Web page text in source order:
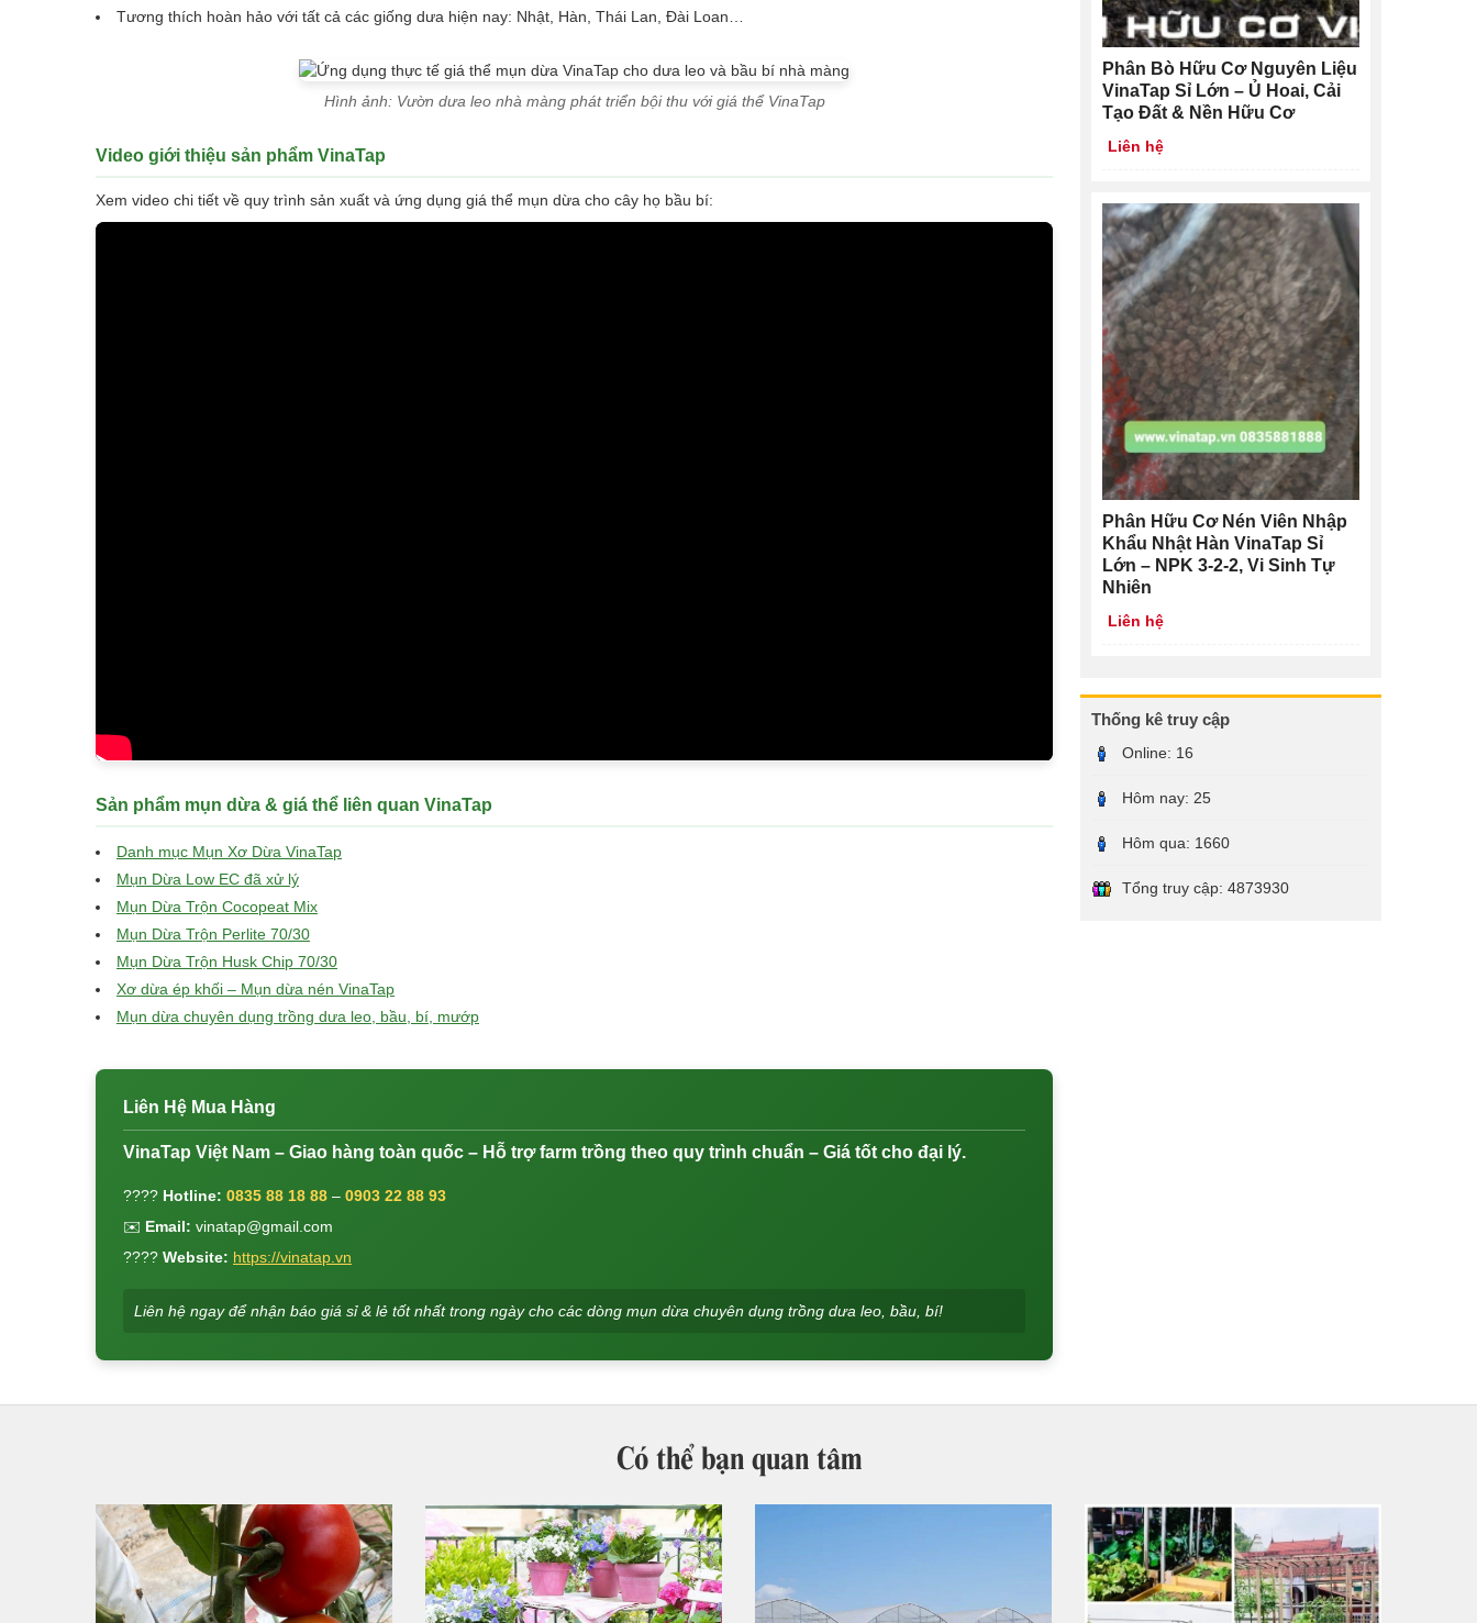
Tương thích hoàn hảo với tất cả các giống dưa hiện nay: Nhật, Hàn, Thái Lan, Đài Loan…
Hình ảnh: Vườn dưa leo nhà màng phát triển bội thu với giá thể VinaTap
Video giới thiệu sản phẩm VinaTap
Xem video chi tiết về quy trình sản xuất và ứng dụng giá thể mụn dừa cho cây họ bầu bí:
Sản phẩm mụn dừa & giá thể liên quan VinaTap
Danh mục Mụn Xơ Dừa VinaTap
Mụn Dừa Low EC đã xử lý
Mụn Dừa Trộn Cocopeat Mix
Mụn Dừa Trộn Perlite 70/30
Mụn Dừa Trộn Husk Chip 70/30
Xơ dừa ép khối – Mụn dừa nén VinaTap
Mụn dừa chuyên dụng trồng dưa leo, bầu, bí, mướp
Liên Hệ Mua Hàng
VinaTap Việt Nam – Giao hàng toàn quốc – Hỗ trợ farm trồng theo quy trình chuẩn – Giá tốt cho đại lý.
???? Hotline: 0835 88 18 88 – 0903 22 88 93
✉️ Email: vinatap@gmail.com
???? Website: https://vinatap.vn
Liên hệ ngay để nhận báo giá sỉ & lẻ tốt nhất trong ngày cho các dòng mụn dừa chuyên dụng trồng dưa leo, bầu, bí!
Phân Bò Hữu Cơ Nguyên Liệu
VinaTap Sỉ Lớn – Ủ Hoai, Cải
Tạo Đất & Nền Hữu Cơ
Liên hệ
Phân Hữu Cơ Nén Viên Nhập
Khẩu Nhật Hàn VinaTap Sỉ
Lớn – NPK 3-2-2, Vi Sinh Tự
Nhiên
Liên hệ
Thống kê truy cập
Online: 16
Hôm nay: 25
Hôm qua: 1660
Tổng truy cập:4873930
Có thể bạn quan tâm